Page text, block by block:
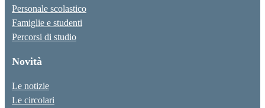
Personale scolastico
Famiglie e studenti
Percorsi di studio
Novità
Le notizie
Le circolari